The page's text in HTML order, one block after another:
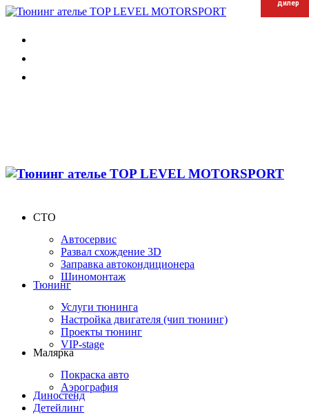
СТО
Автосервис
Развал схождение 3D
Заправка автокондиционера
Шиномонтаж
Тюнинг
Услуги тюнинга
Настройка двигателя (чип тюнинг)
Проекты тюнинг
VIP-stage
Малярка
Покраска авто
Аэрография
Диностенд
Детейлинг
дилер
дилер
дилер